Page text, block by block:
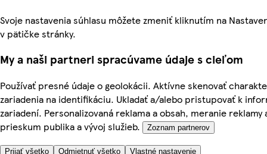
Svoje nastavenia súhlasu môžete zmeniť kliknutím na
v pätičke stránky.
My a naši partneri spracúvame údaje s cieľom
Používať presné údaje o geolokácii. Aktívne skenovať
zariadenia na identifikáciu. Ukladať a/alebo pristupovať k
zariadení. Personalizovaná reklama a obsah, meranie reklamy
prieskum publika a vývoj služieb.
Zoznam partnerov
Prijať všetko Odmietnuť všetko Vlastné nastavenie